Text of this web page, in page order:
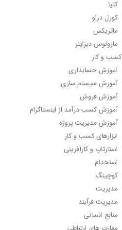
کتیا
کورل دراو
ماتریکس
مارولوس دیزاینر
کسب و کار
آموزش حسابداری
آموزش سیستم سازی
آموزش فروش
آموزش کسب درآمد از اینستاگرام
آموزش مدیریت پروژه
ابزارهای کسب و کار
استارتاپ و کارآفرینی
استخدام
کوچینگ
مدیریت
مدیریت فرآیند
منابع انسانی